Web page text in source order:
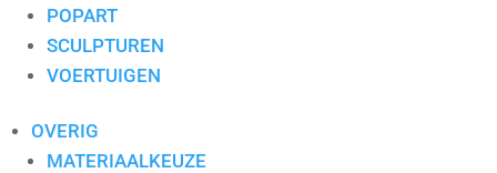
POPART
SCULPTUREN
VOERTUIGEN
OVERIG
MATERIAALKEUZE